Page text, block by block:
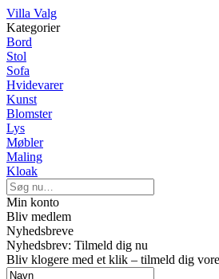
Villa Valg
Kategorier
Bord
Stol
Sofa
Hvidevarer
Kunst
Blomster
Lys
Møbler
Maling
Kloak
Min konto
Bliv medlem
Nyhedsbreve
Nyhedsbrev: Tilmeld dig nu
Bliv klogere med et klik – tilmeld dig